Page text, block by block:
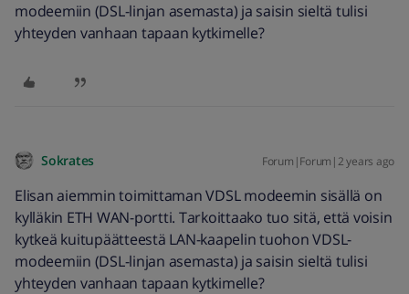
modeemiin (DSL-linjan asemasta) ja saisin sieltä tulisi
yhteyden vanhaan tapaan kytkimelle?
Sokrates Forum|Forum|2 years ago
Elisan aiemmin toimittaman VDSL modeemin sisällä on
kylläkin ETH WAN-portti. Tarkoittaako tuo sitä, että voisin
kytkeä kuitupäätteestä LAN-kaapelin tuohon VDSL-
modeemiin (DSL-linjan asemasta) ja saisin sieltä tulisi
yhteyden vanhaan tapaan kytkimelle?